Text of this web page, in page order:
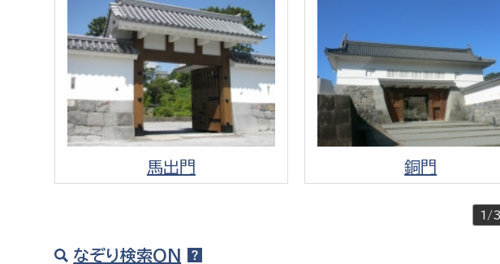
馬出門 銅門
1/3
なぞり検索ON